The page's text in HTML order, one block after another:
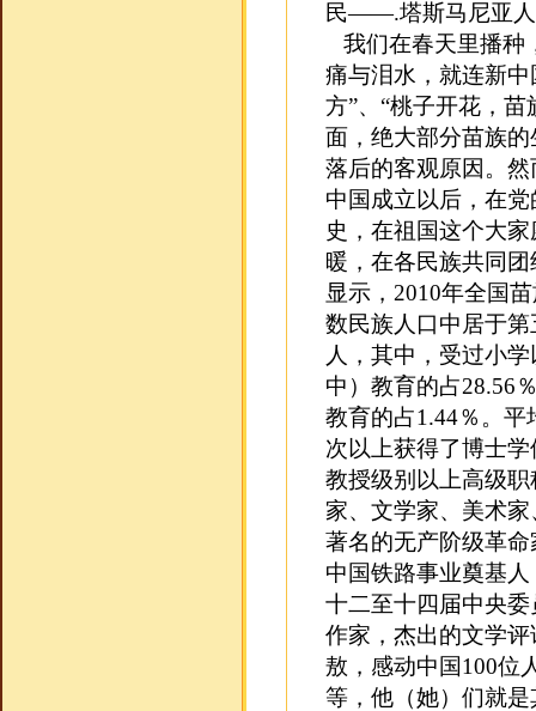
民——.塔斯马尼亚人
我们在春天里播种
痛与泪水，就连新
方”、“桃子开花，
面，绝大部分苗族
落后的客观原因。
中国成立以后，在
史，在祖国这个大
暖，在各民族共同
显示，2010年全国
数民族人口中居于
人，其中，受过小
中）教育的占28.56
教育的占1.44％。平
次以上获得了博士
教授级别以上高级
家、文学家、美术
著名的无产阶级革
中国铁路事业奠基
十二至十四届中央
作家，杰出的文学
敖，感动中国100位
等，他（她）们就